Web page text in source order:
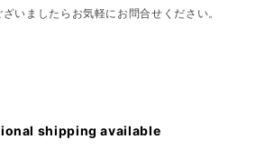
いましたらお気軽にお問合せください。
shipping available